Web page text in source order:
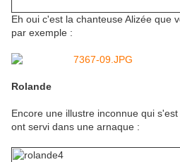
Eh oui c'est la chanteuse Alizée que
par exemple :
Rolande
Encore une illustre inconnue qui
ont servi dans une arnaque :